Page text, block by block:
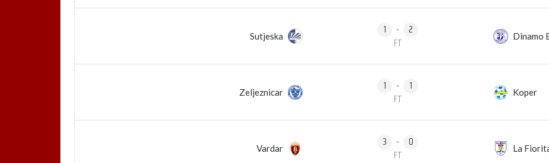
Sutjeska 1 -
2
FT
Dinamo
Zeljeznicar 1 -
1
FT
Koper
Vardar 3 -
0
FT
La